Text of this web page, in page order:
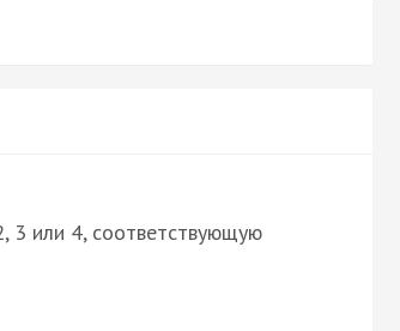
3 или 4, соответствующую